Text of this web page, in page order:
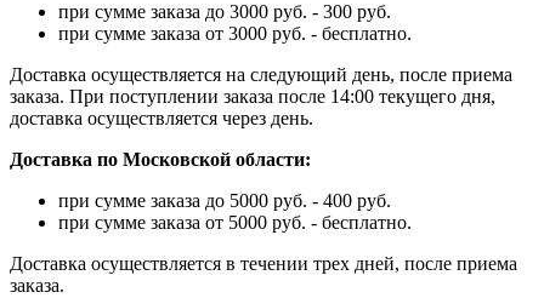
при сумме заказа до 3000 руб. - 300 руб.
при сумме заказа от 3000 руб. - бесплатно.
Доставка осуществляется на следующий день, после приема
заказа. При поступлении заказа после 14:00 текущего дня,
доставка осуществляется через день.
Доставка по Московской области:
при сумме заказа до 5000 руб. - 400 руб.
при сумме заказа от 5000 руб. - бесплатно.
Доставка осуществляется в течении трех дней, после приема
заказа.